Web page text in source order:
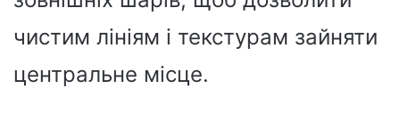
чистим лініям і текстурам зайняти
центральне місце.